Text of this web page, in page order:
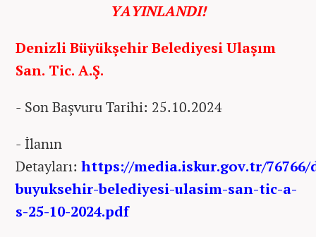
YAYINLANDI!
Denizli Büyükşehir Belediyesi Ulaşım
San. Tic. A.Ş.
- Son Başvuru Tarihi: 25.10.2024
- İlanın
Detayları: https://media.iskur.gov.tr/
buyuksehir-belediyesi-ulasim-san-tic-a-
s-25-10-2024.pdf